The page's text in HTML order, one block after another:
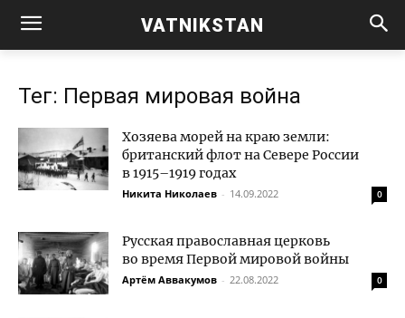
VATNIKSTAN
Тег: Первая мировая война
Хозяева морей на краю земли:
британский флот на Севере России
в 1915–1919 годах
Никита Николаев - 14.09.2022 0
Русская православная церковь
во время Первой мировой войны
Артём Аввакумов - 22.08.2022 0